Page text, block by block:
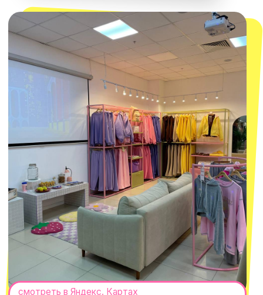
+7 (932) 602-41-15
ТРК «Европолис Ростокино»
ул. Проспект Мира, 211 к2
с 10-00 до 22-00
Москва
Нажимая "Подписаться", вы соглашаетесь с
Политикой обработки
персональных данныхиСогласием на рассылку электронных
сообщений
ПОДПИСАТЬСЯ
СЕКРЕТНЫЕ ПРОМОКОДЫ, ПРИГЛАШЕНИЯ
НА МЕРОПРИЯТИЯ И АНОНСЫ НОВИНОК
@MACROCOSM_STORE
MACROCOSM
300'000+ подписчиков
14'000+ подписчиков в нашем Telegram-
канале